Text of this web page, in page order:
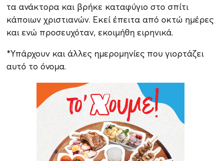
τα ανάκτορα και βρήκε καταφύγιο στο σπίτι
κάποιων χριστιανών. Εκεί έπειτα από οκτώ ημέρες
και ενώ προσευχόταν, εκοιμήθη ειρηνικά.
*Υπάρχουν και άλλες ημερομηνίες που γιορτάζει
αυτό το όνομα.